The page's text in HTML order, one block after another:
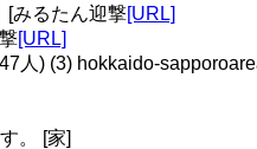
[みるたん迎撃[URL]
[URL]
人) (3) hokkaido-
。 [家]